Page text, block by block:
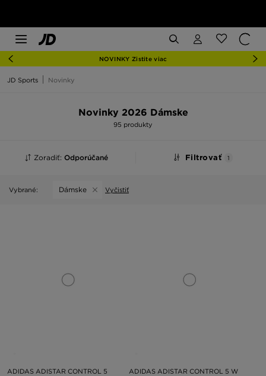
NOVINKY Zistite viac
JD Sports Novinky
Novinky 2026 Dámske
95 produkty
Zoradiť: Odporúčané Filtrovať 1
Vybrané: Dámske Vyčistiť
ADIDAS ADISTAR CONTROL 5 ADIDAS ADISTAR CONTROL 5 W